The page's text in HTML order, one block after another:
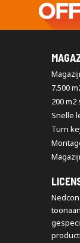
7.500
200
Snelle
Turn